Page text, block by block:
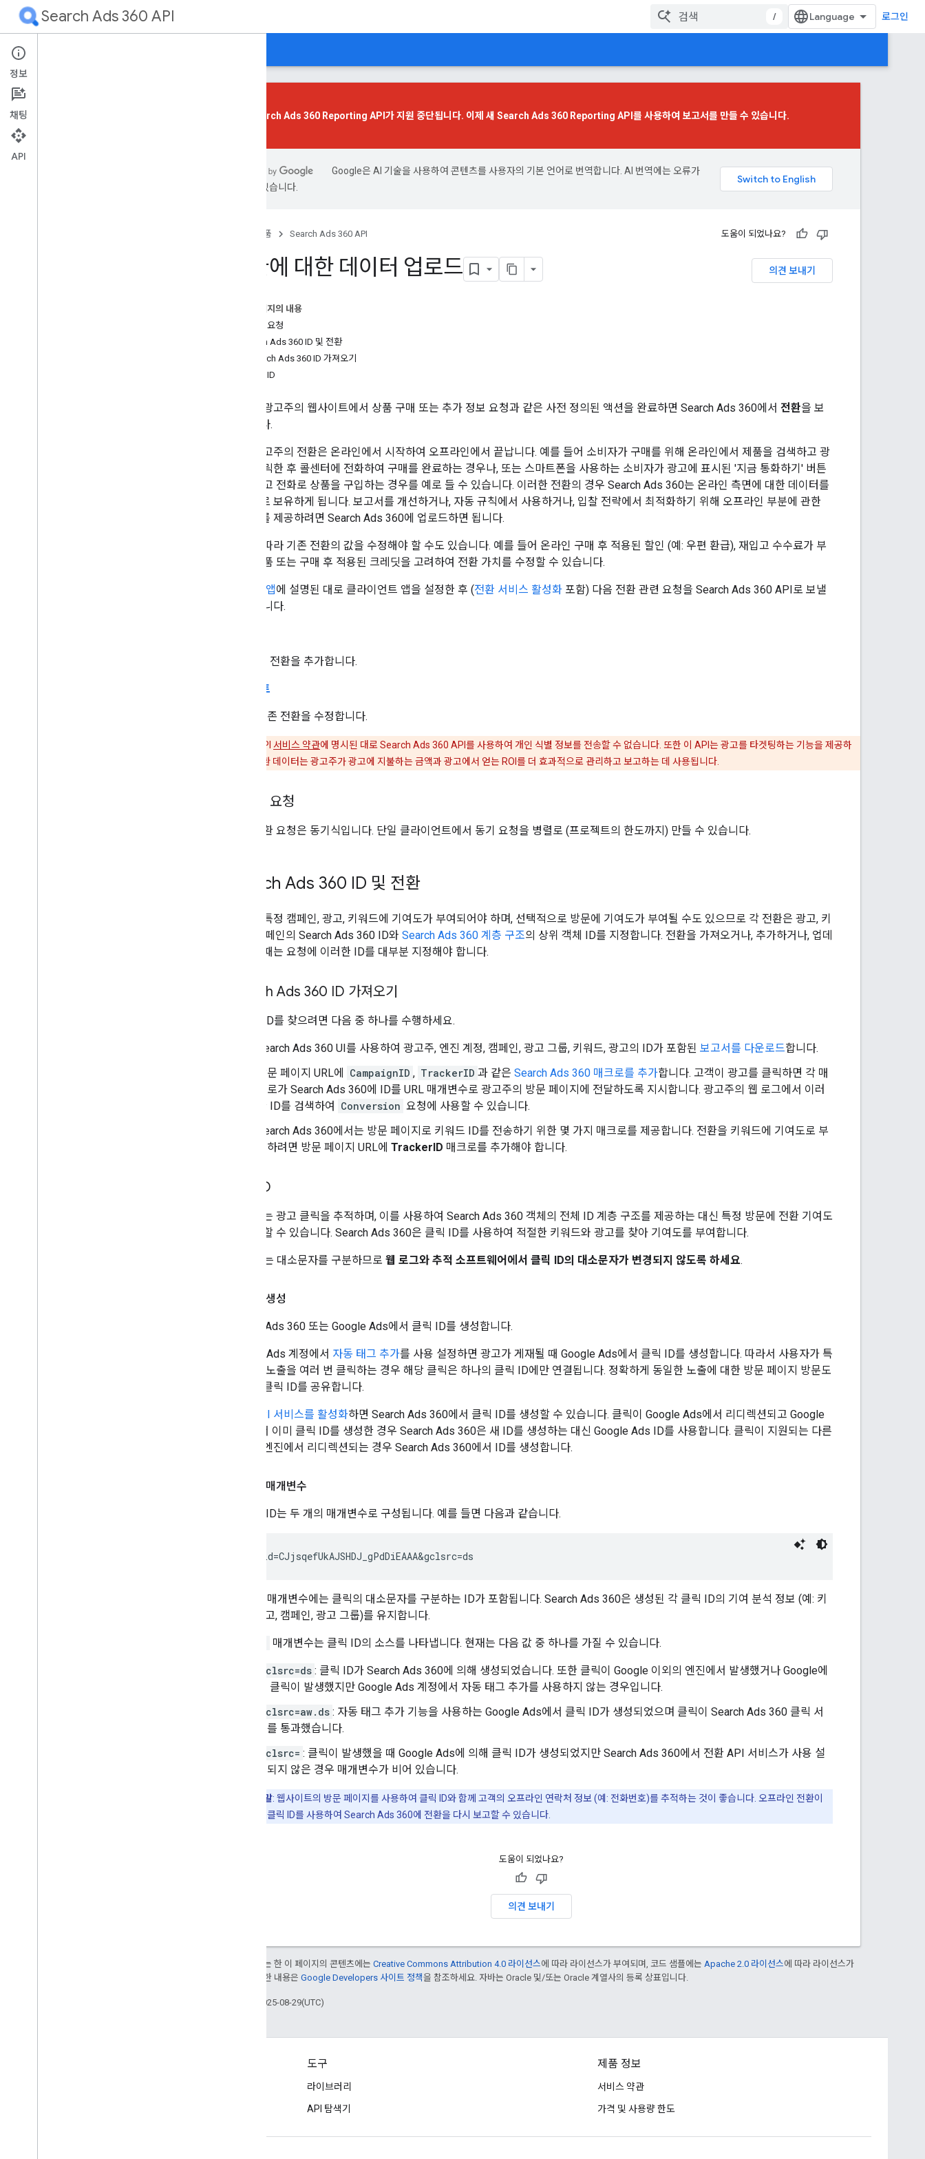
Search Ads 360 API / 로그인
개요
시작하기
이전 Search Ads 360 Reporting API가 지원 중단됩니다. 이제 새 Search Ads 360 Reporting API 를 사용하여 보고서를 만들 수 있습니다.
Google은 AI 기술을 사용하여 콘텐츠를 사용자의 기본 언어로 번역합니다. AI 번역에는 오류가
있을 수 있습니다.
제품 Search Ads 360 API 도움이 되었나요?
의견 보내기
전환에 대한 데이터 업로드
이 페이지의 내용
동기식 요청
Search Ads 360 ID 및 전환
Search Ads 360 ID 가져오기
클릭 ID
고객이 광고주의 웹사이트에서 상품 구매 또는 추가 정보 요청과 같은 사전 정의된 액션을 완료하면 Search Ads 360에서 전환을 보
고합니다.
일부 광고주의 전환은 온라인에서 시작하여 오프라인에서 끝납니다. 예를 들어 소비자가 구매를 위해 온라인에서 제품을 검색하고 광
고를 클릭한 후 콜센터에 전화하여 구매를 완료하는 경우나, 또는 스마트폰을 사용하는 소비자가 광고에 표시된 '지금 통화하기' 버튼
을 탭하고 전화로 상품을 구입하는 경우를 예로 들 수 있습니다. 이러한 전환의 경우 Search Ads 360는 온라인 측면에 대한 데이터를
자동으로 보유하게 됩니다. 보고서를 개선하거나, 자동 규칙에서 사용하거나, 입찰 전략에서 최적화하기 위해 오프라인 부분에 관한
데이터를 제공하려면 Search Ads 360에 업로드하면 됩니다.
경우에 따라 기존 전환의 값을 수정해야 할 수도 있습니다. 예를 들어 온라인 구매 후 적용된 할인 (예: 우편 환급), 재입고 수수료가 부
과된 반품 또는 구매 후 적용된 크레딧을 고려하여 전환 가치를 수정할 수 있습니다.
첫 번째 앱에 설명된 대로 클라이언트 앱을 설정한 후 (전환 서비스 활성화 포함) 다음 전환 관련 요청을 Search Ads 360 API로 보낼
수 있습니다.
새 전환을 추가합니다.
업데이트
기존 전환을 수정합니다.
는 API 서비스 약관에 명시된 대로 Search Ads 360 API를 사용하여 개인 식별 정보를 전송할 수 없습니다. 또한 이 API는 광고를 타겟팅하는 기능을 제공하
지 않습니다. 전환 데이터는 광고주가 광고에 지불하는 금액과 광고에서 얻는 ROI를 더 효과적으로 관리하고 보고하는 데 사용됩니다.
동기식 요청
모든 변환 요청은 동기식입니다. 단일 클라이언트에서 동기 요청을 병렬로 (프로젝트의 한도까지) 만들 수 있습니다.
Search Ads 360 ID 및 전환
전환은 특정 캠페인, 광고, 키워드에 기여도가 부여되어야 하며, 선택적으로 방문에 기여도가 부여될 수도 있으므로 각 전환은 광고, 키
워드, 캠페인의 Search Ads 360 ID와 Search Ads 360 계층 구조의 상위 객체 ID를 지정합니다. 전환을 가져오거나, 추가하거나, 업데
이트할 때는 요청에 이러한 ID를 대부분 지정해야 합니다.
Search Ads 360 ID 가져오기
이러한 ID를 찾으려면 다음 중 하나를 수행하세요.
Search Ads 360 UI를 사용하여 광고주, 엔진 계정, 캠페인, 광고 그룹, 키워드, 광고의 ID가 포함된 보고서를 다운로드합니다.
방문 페이지 URL에
CampaignID , TrackerID 과 같은 Search Ads 360 매크로를 추가합니다. 고객이 광고를 클릭하면 각 매
크로가 Search Ads 360에 ID를 URL 매개변수로 광고주의 방문 페이지에 전달하도록 지시합니다. 광고주의 웹 로그에서 이러
한 ID를 검색하여
Conversion 요청에 사용할 수 있습니다.
Search Ads 360에서는 방문 페이지로 키워드 ID를 전송하기 위한 몇 가지 매크로를 제공합니다. 전환을 키워드에 기여도로 부
여하려면 방문 페이지 URL에 TrackerID 매크로를 추가해야 합니다.
클릭 ID
는 광고 클릭을 추적하며, 이를 사용하여 Search Ads 360 객체의 전체 ID 계층 구조를 제공하는 대신 특정 방문에 전환 기여도
를 부여할 수 있습니다. Search Ads 360은 클릭 ID를 사용하여 적절한 키워드와 광고를 찾아 기여도를 부여합니다.
클릭 ID는 대소문자를 구분하므로 웹 로그와 추적 소프트웨어에서 클릭 ID의 대소문자가 변경되지 않도록 하세요.
클릭 ID 생성
Search Ads 360 또는 Google Ads에서 클릭 ID를 생성합니다.
Google Ads 계정에서 자동 태그 추가를 사용 설정하면 광고가 게재될 때 Google Ads에서 클릭 ID를 생성합니다. 따라서 사용자가 특
정 광고 노출을 여러 번 클릭하는 경우 해당 클릭은 하나의 클릭 ID에만 연결됩니다. 정확하게 동일한 노출에 대한 방문 페이지 방문도
동일한 클릭 ID를 공유합니다.
전환 API 서비스를 활성화하면 Search Ads 360에서 클릭 ID를 생성할 수 있습니다. 클릭이 Google Ads에서 리디렉션되고 Google
Ads에서 이미 클릭 ID를 생성한 경우 Search Ads 360은 새 ID를 생성하는 대신 Google Ads ID를 사용합니다. 클릭이 지원되는 다른
유형의 엔진에서 리디렉션되는 경우 Search Ads 360에서 ID를 생성합니다.
클릭 ID 매개변수
각 클릭 ID는 두 개의 매개변수로 구성됩니다. 예를 들면 다음과 같습니다.
gclid=CJjsqefUkAJSHDJ_gPdDiEAAA&gclsrc=ds
매개변수에는 클릭의 대소문자를 구분하는 ID가 포함됩니다. Search Ads 360은 생성된 각 클릭 ID의 기여 분석 정보 (예: 키
워드, 광고, 캠페인, 광고 그룹)를 유지합니다.
매개변수는 클릭 ID의 소스를 나타냅니다. 현재는 다음 값 중 하나를 가질 수 있습니다.
gclsrc=ds : 클릭 ID가 Search Ads 360에 의해 생성되었습니다. 또한 클릭이 Google 이외의 엔진에서 발생했거나 Google에
서 클릭이 발생했지만 Google Ads 계정에서 자동 태그 추가를 사용하지 않는 경우입니다.
gclsrc=aw.ds : 자동 태그 추가 기능을 사용하는 Google Ads에서 클릭 ID가 생성되었으며 클릭이 Search Ads 360 클릭 서
버를 통과했습니다.
gclsrc= : 클릭이 발생했을 때 Google Ads에 의해 클릭 ID가 생성되었지만 Search Ads 360에서 전환 API 서비스가 사용 설
정되지 않은 경우 매개변수가 비어 있습니다.
도움말: 웹사이트의 방문 페이지를 사용하여 클릭 ID와 함께 고객의 오프라인 연락처 정보 (예: 전화번호)를 추적하는 것이 좋습니다. 오프라인 전환이
발생하면 클릭 ID를 사용하여 Search Ads 360에 전환을 다시 보고할 수 있습니다.
도움이 되었나요?
의견 보내기
달리 명시되지 않는 한 이 페이지의 콘텐츠에는 Creative Commons Attribution 4.0 라이선스에 따라 라이선스가 부여되며, 코드 샘플에는 Apache 2.0 라이선스에 따라 라이선스가
부여됩니다. 자세한 내용은 Google Developers 사이트 정책을 참조하세요. 자바는 Oracle 및/또는 Oracle 계열사의 등록 상표입니다.
최종 업데이트: 2025-08-29(UTC)
도구
라이브러리
API 탐색기
제품 정보
서비스 약관
가격 및 사용량 한도
정보
채팅
API